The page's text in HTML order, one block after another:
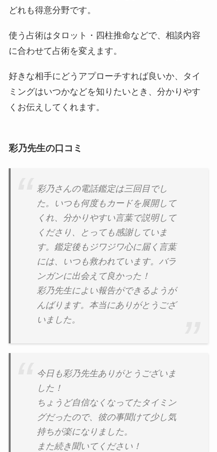
どれも得意分野です。
使う占術はタロット・四柱推命などで、相談内容
に合わせて占術を変えます。
好きな相手にどうアプローチすれば良いか、タイ
ミングはいつかなどを知りたいとき、分かりやす
くお伝えしてくれます。
彩乃先生の口コミ
彩乃さんの電話鑑定は三回目でし
た。いつも何度もカードを展開して
くれ、分かりやすい言葉で説明して
くださり、とっても感謝していま
す。鑑定後もジワジワ心に届く言葉
には、いつも救われています。バラ
ンガンに出会えて良かった！
彩乃先生によい報告ができるようが
んばります。本当にありがとうござ
いました。
今日も彩乃先生ありがとうございま
した！
ちょうど自信なくなってたタイミン
グだったので、彼の事聞けて少し気
持ちが楽になりました。
また続き聞いてください！